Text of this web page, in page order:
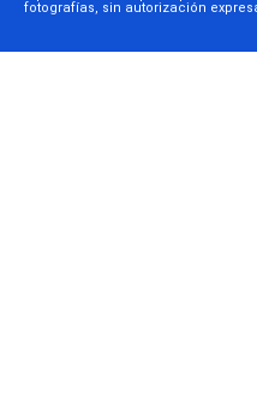
fotografías, sin autorización